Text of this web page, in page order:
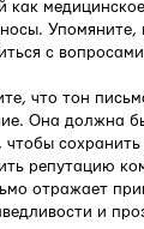
как
Упомяните,
с
что тон
Она должна
репутацию
отражает
и